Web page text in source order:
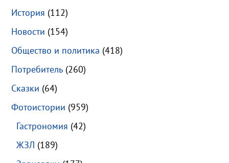
История (112)
Новости (154)
Общество и политика (418)
Потребитель (260)
Сказки (64)
Фотоистории (959)
Гастрономия (42)
ЖЗЛ (189)